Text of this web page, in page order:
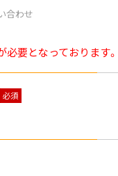
合わせ
要となっております。
必須